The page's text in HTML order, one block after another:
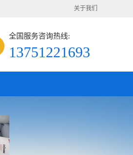
关于我们
全国服务咨询热线:
13751221693